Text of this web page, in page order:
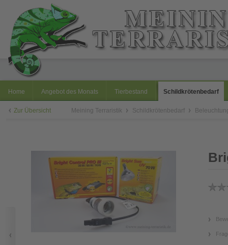
Home Angebot des Monats Tierbestand Schildkrötenbedarf
Zur Übersicht Meining Terraristik Schildkrötenbedarf